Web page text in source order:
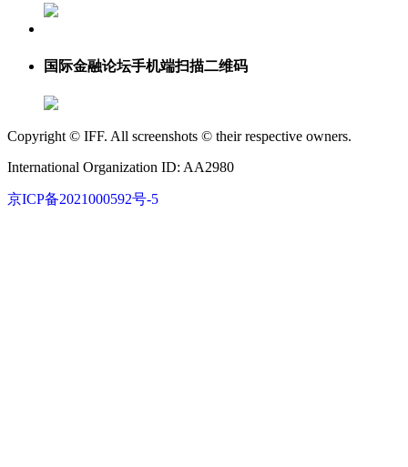
国际金融论坛手机端扫描二维码
Copyright © IFF. All screenshots © their respective owners.
International Organization ID: AA2980
京ICP备2021000592号-5